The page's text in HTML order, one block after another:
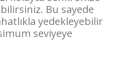
Bu sayede
yedekleyebilir
seviyeye